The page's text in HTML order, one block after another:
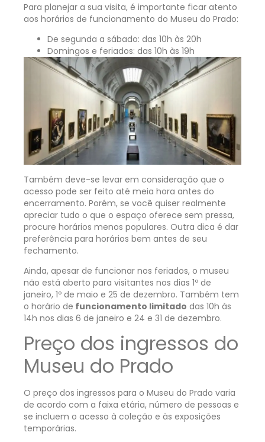
Para planejar a sua visita, é importante ficar atento
aos horários de funcionamento do Museu do Prado:
De segunda a sábado: das 10h às 20h
Domingos e feriados: das 10h às 19h
Também deve-se levar em consideração que o
acesso pode ser feito até meia hora antes do
encerramento. Porém, se você quiser realmente
apreciar tudo o que o espaço oferece sem pressa,
procure horários menos populares. Outra dica é dar
preferência para horários bem antes de seu
fechamento.
Ainda, apesar de funcionar nos feriados, o museu
não está aberto para visitantes nos dias 1º de
janeiro, 1º de maio e 25 de dezembro. Também tem
o horário de funcionamento limitado das 10h às
14h nos dias 6 de janeiro e 24 e 31 de dezembro.
Preço dos ingressos do
Museu do Prado
O preço dos ingressos para o Museu do Prado varia
de acordo com a faixa etária, número de pessoas e
se incluem o acesso à coleção e às exposições
temporárias.